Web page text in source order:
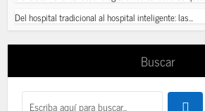
Del hospital tradicional al hospital inteligente: las...
Buscar